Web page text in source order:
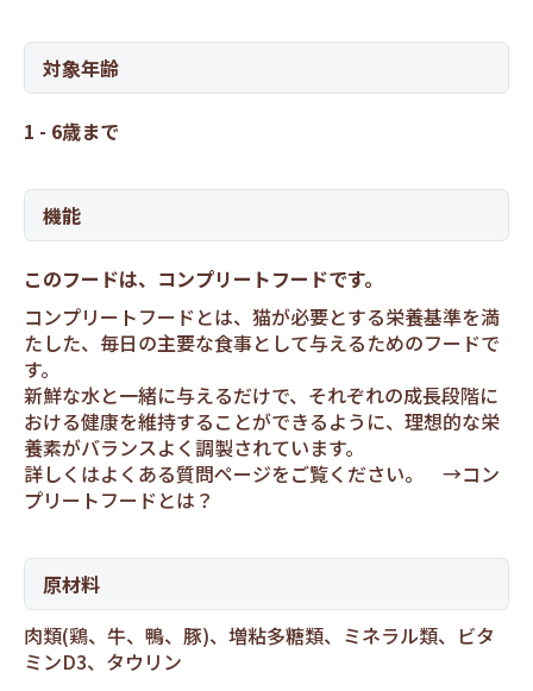
対象年齢
1 - 6歳まで
機能
このフードは、コンプリートフードです。
コンプリートフードとは、猫が必要とする栄養基準を満
たした、毎日の主要な食事として与えるためのフードで
す。
新鮮な水と一緒に与えるだけで、それぞれの成長段階に
おける健康を維持することができるように、理想的な栄
養素がバランスよく調製されています。
詳しくはよくある質問ページをご覧ください。 →コン
プリートフードとは？
原材料
肉類(鶏、牛、鴨、豚)、増粘多糖類、ミネラル類、ビタ
ミンD3、タウリン